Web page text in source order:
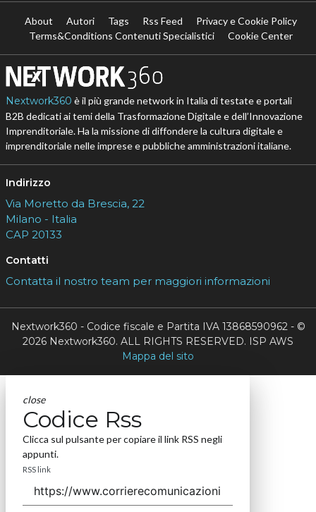
About Autori Tags Rss Feed
Privacy e Cookie Policy
Terms&Conditions Contenuti Specialistici
Cookie Center
Nextwork360 è il più grande network in Italia di testate e portali
B2B dedicati ai temi della Trasformazione Digitale e dell’Innovazione
Imprenditoriale. Ha la missione di diffondere la cultura digitale e
imprenditoriale nelle imprese e pubbliche amministrazioni italiane.
Indirizzo
Via Moretto da Brescia, 22
Milano - Italia
CAP 20133
Contatti
Contatta il nostro team per maggiori informazioni
Nextwork360 - Codice fiscale e Partita IVA 13868590962 - ©
2026 Nextwork360. ALL RIGHTS RESERVED. ISP AWS
Mappa del sito
close
Codice Rss
Clicca sul pulsante per copiare il link RSS negli
appunti.
RSS link